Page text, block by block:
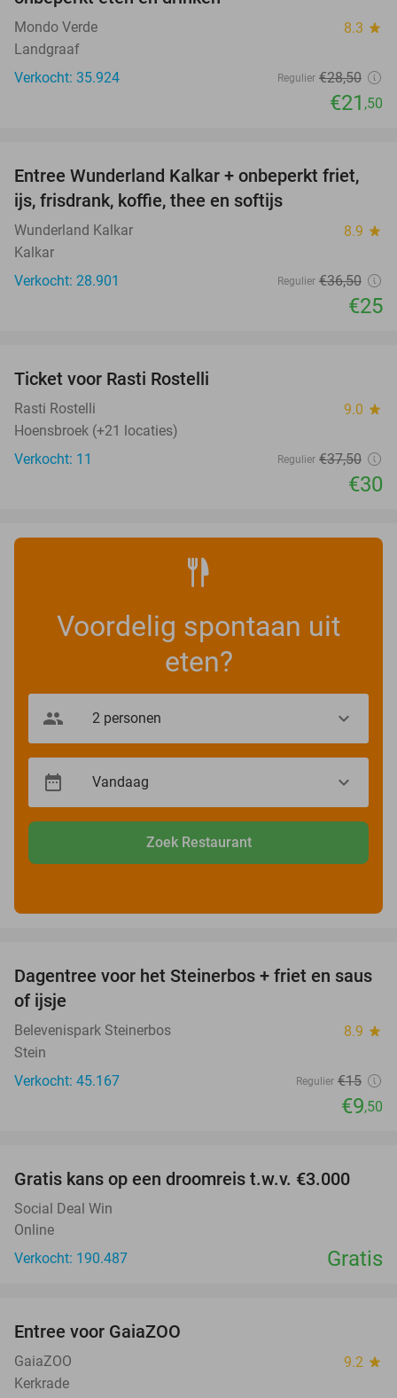
Mondo Verde 8.3 star
Landgraaf
Verkocht: 35.924
Regulier €28,50
€21 ,50
32%
Entree Wunderland Kalkar + onbeperkt friet,
ijs, frisdrank, koffie, thee en softijs
Wunderland Kalkar 8.9 star
Kalkar
Verkocht: 28.901
Regulier €36,50
€25
TODAY
Ticket voor Rasti Rostelli
Rasti Rostelli 9.0 star
Hoensbroek (+21 locaties)
Verkocht: 11
Regulier €37,50
€30
Voordelig spontaan uit
eten?
Zoek Restaurant
37%
Dagentree voor het Steinerbos + friet en saus
of ijsje
Belevenispark Steinerbos 8.9 star
Stein
Verkocht: 45.167
Regulier €15
€9,50
Gratis kans op een droomreis t.w.v. €3.000
Social Deal Win
Online
Verkocht: 190.487
Gratis
Entree voor GaiaZOO
GaiaZOO 9.2 star
Kerkrade